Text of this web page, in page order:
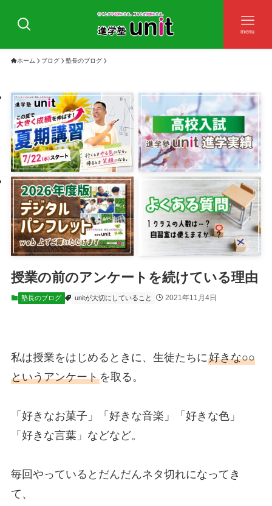
menu
ホーム ブログ 塾長のブログ
授業の前のアンケートを続けている理由
塾長のブログ unitが大切にしていること 2021年11月4日
私は授業をはじめるときに、生徒たちに好きな○○
というアンケートを取る。
「好きなお菓子」「好きな音楽」「好きな色」
「好きな言葉」などなど。
毎回やっているとだんだんネタ切れになってき
て、